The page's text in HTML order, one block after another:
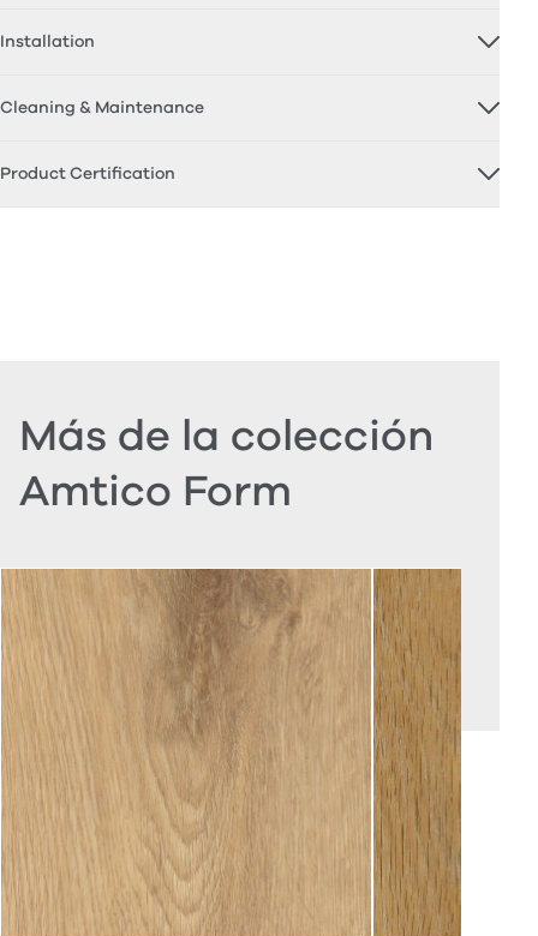
Installation
Cleaning & Maintenance
Product Certification
Más de la colección
Amtico Form